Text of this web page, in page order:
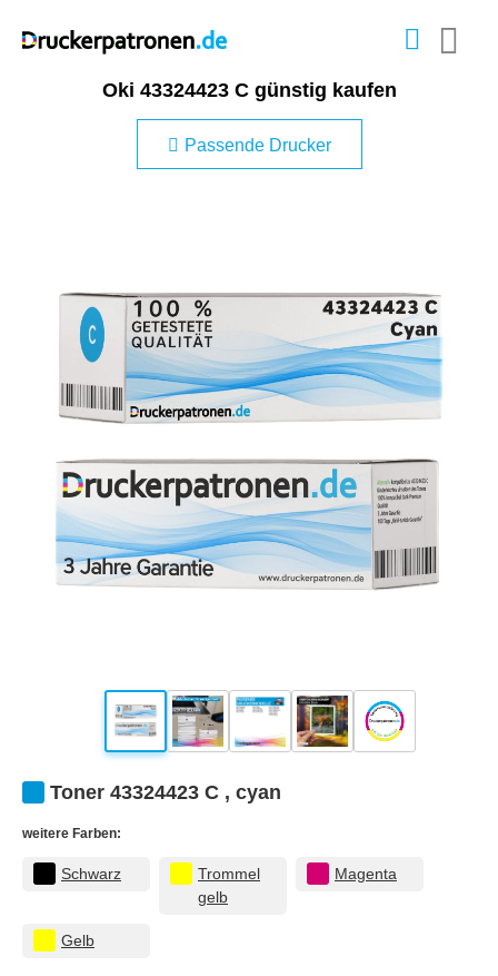
Oki 43324423 C günstig kaufen
Passende Drucker
Toner 43324423 C , cyan
weitere Farben:
Schwarz
Trommel
gelb
Magenta
Gelb